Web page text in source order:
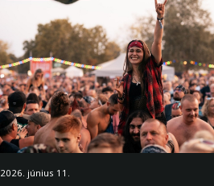
2026. június 11.